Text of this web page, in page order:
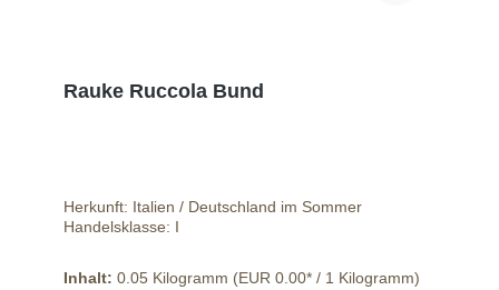
Rauke Ruccola Bund
Herkunft: Italien / Deutschland im Sommer
Handelsklasse: I
Inhalt: 0.05 Kilogramm (EUR 0.00* / 1 Kilogramm)